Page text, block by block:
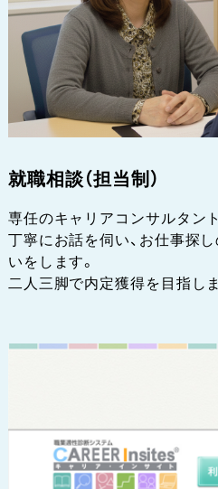
就職相談（担当制）
専任のキャリアコンサルタン
丁寧にお話を伺い、お仕事探
いをします。
二人三脚で内定獲得を目指し